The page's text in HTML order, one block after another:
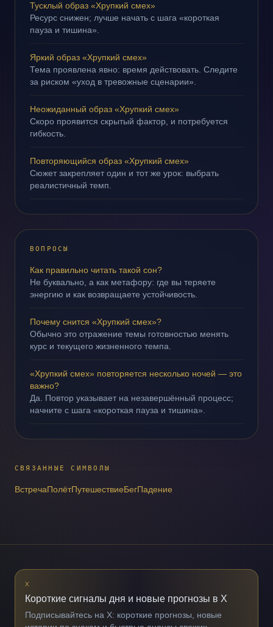
Тусклый образ «Хрупкий смех»
Ресурс снижен; лучше начать с шага «короткая
пауза и тишина».
Яркий образ «Хрупкий смех»
Тема проявлена явно: время действовать. Следите
за риском «уход в тревожные сценарии».
Неожиданный образ «Хрупкий смех»
Скоро проявится скрытый фактор, и потребуется
гибкость.
Повторяющийся образ «Хрупкий смех»
Сюжет закрепляет один и тот же урок: выбрать
реалистичный темп.
ВОПРОСЫ
Как правильно читать такой сон?
Не буквально, а как метафору: где вы теряете
энергию и как возвращаете устойчивость.
Почему снится «Хрупкий смех»?
Обычно это отражение темы готовностью менять
курс и текущего жизненного темпа.
«Хрупкий смех» повторяется несколько ночей — это
важно?
Да. Повтор указывает на незавершённый процесс;
начните с шага «короткая пауза и тишина».
СВЯЗАННЫЕ СИМВОЛЫ
ВстречаПолётПутешествиеБегПадение
X
Короткие сигналы дня и новые прогнозы в X
Подписывайтесь на X: короткие прогнозы, новые